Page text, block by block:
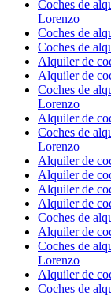
Coches de
Lorenzo
Coches de
Coches de
Alquiler de
Alquiler de
Coches de
Lorenzo
Alquiler de
Coches de
Lorenzo
Alquiler de
Alquiler de
Alquiler de
Alquiler de
Coches de
Alquiler de
Coches de
Lorenzo
Alquiler de
Coches de